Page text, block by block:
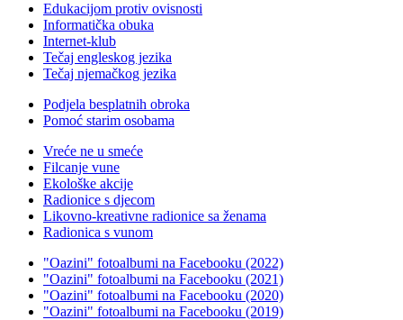
Edukacijom protiv ovisnosti
Informatička obuka
Internet-klub
Tečaj engleskog jezika
Tečaj njemačkog jezika
Podjela besplatnih obroka
Pomoć starim osobama
Vreće ne u smeće
Filcanje vune
Ekološke akcije
Radionice s djecom
Likovno-kreativne radionice sa ženama
Radionica s vunom
"Oazini" fotoalbumi na Facebooku (2022)
"Oazini" fotoalbumi na Facebooku (2021)
"Oazini" fotoalbumi na Facebooku (2020)
"Oazini" fotoalbumi na Facebooku (2019)